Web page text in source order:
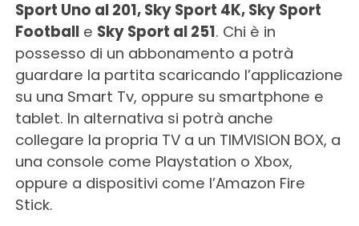
Sport Uno al 201, Sky Sport 4K, Sky Sport
Footballe Sky Sport al 251. Chi è in
possesso di un abbonamento a potrà
guardare la partita scaricando l’applicazione
su una Smart Tv, oppure su smartphone e
tablet. In alternativa si potrà anche
collegare la propria TV a un TIMVISION BOX, a
una console come Playstation o Xbox,
oppure a dispositivi come l’Amazon Fire
Stick.